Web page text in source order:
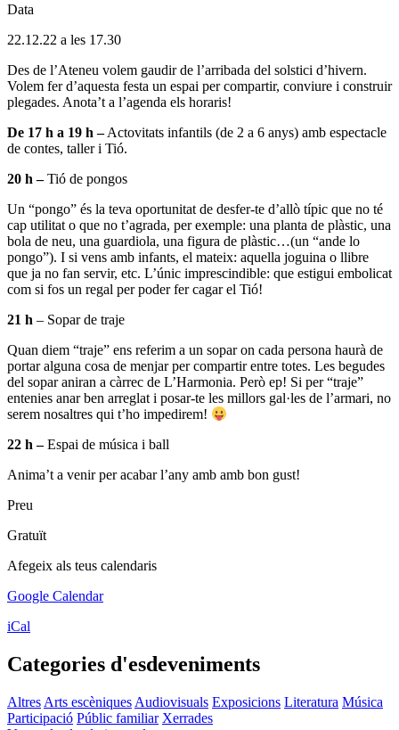
Data
22.12.22 a les 17.30
Des de l’Ateneu volem gaudir de l’arribada del solstici d’hivern.
Volem fer d’aquesta festa un espai per compartir, conviure i construir
plegades. Anota’t a l’agenda els horaris!
De 17 h a 19 h –Actovitats infantils (de 2 a 6 anys) amb espectacle
de contes, taller i Tió.
20 h –Tió de pongos
Un “pongo” és la teva oportunitat de desfer-te d’allò típic que no té
cap utilitat o que no t’agrada, per exemple: una planta de plàstic, una
bola de neu, una guardiola, una figura de plàstic…(un “ande lo
pongo”). I si vens amb infants, el mateix: aquella joguina o llibre
que ja no fan servir, etc. L’únic imprescindible: que estigui embolicat
com si fos un regal per poder fer cagar el Tió!
21 h – Sopar de traje
Quan diem “traje” ens referim a un sopar on cada persona haurà de
portar alguna cosa de menjar per compartir entre totes. Les begudes
del sopar aniran a càrrec de L’Harmonia. Però ep! Si per “traje”
entenies anar ben arreglat i posar-te les millors gal·les de l’armari, no
serem nosaltres qui t’ho impedirem!
22 h –Espai de música i ball
Anima’t a venir per acabar l’any amb amb bon gust!
Preu
Gratuït
Afegeix als teus calendaris
Google Calendar
iCal
Categories d'esdeveniments
Altres Arts escèniques Audiovisuals Exposicions Literatura Música
Participació Públic familiar Xerrades